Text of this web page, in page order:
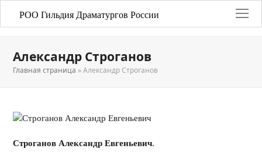
РОО Гильдия Драматургов России
Александр Строганов
Главная страница »Александр Строганов
Строганов Александр Евгеньевич.